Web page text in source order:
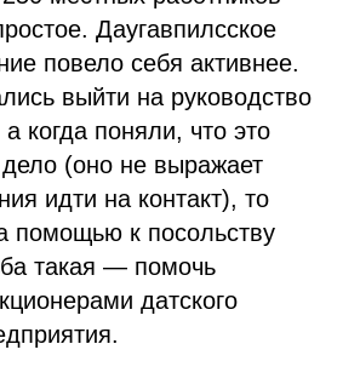
Даугавпилсское
повело себя активнее.
выйти на руководство
когда поняли, что это
(оно не выражает
идти на контакт), то
помощью к посольству
такая — помочь
датского